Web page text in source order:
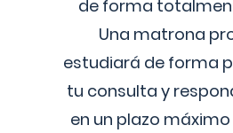
de forma
Una matrona
estudiará de forma
tu consulta y
en un plazo